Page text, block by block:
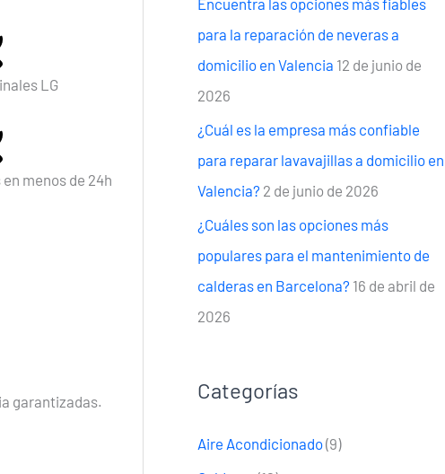
LG
menos de 24h
garantizadas.
para la reparación de neveras a
domicilio en Valencia 12 de junio de
2026
¿Cuál es la empresa más confiable
para reparar lavavajillas a domicilio en
Valencia? 2 de junio de 2026
¿Cuáles son las opciones más
populares para el mantenimiento de
calderas en Barcelona? 16 de abril de
2026
Categorías
Aire Acondicionado(9)